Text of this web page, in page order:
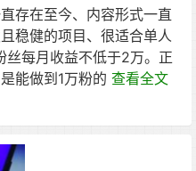
存在至今、内容形式一直
稳健的项目、很适合单人
丝每月收益不低于2万。正
能做到1万粉的 查看全文